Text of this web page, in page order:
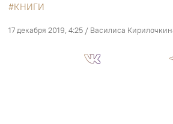
КНИГИ
17 декабря 2019, 4:25 / Василиса